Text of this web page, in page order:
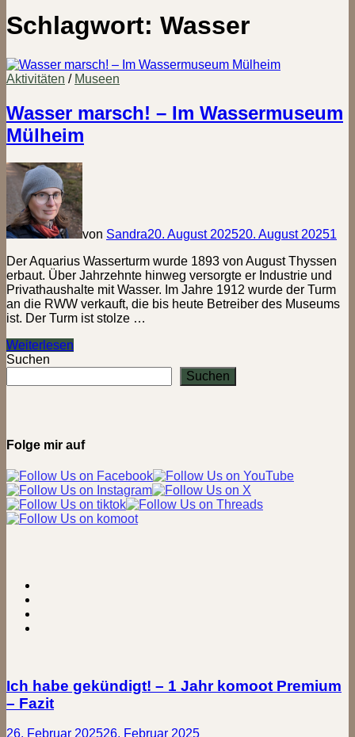
Schlagwort: Wasser
Aktivitäten / Museen
Wasser marsch! – Im Wassermuseum
Mülheim
von Sandra20. August 202520. August 20251
Der Aquarius Wasserturm wurde 1893 von August Thyssen
erbaut. Über Jahrzehnte hinweg versorgte er Industrie und
Privathaushalte mit Wasser. Im Jahre 1912 wurde der Turm
an die RWW verkauft, die bis heute Betreiber des Museums
ist. Der Turm ist stolze …
Wasser
marsch!
Im
Weiterlesen
Suchen
Suchen
Folge mir auf
Ich habe gekündigt! – 1 Jahr komoot Premium
– Fazit
26. Februar 202526. Februar 2025